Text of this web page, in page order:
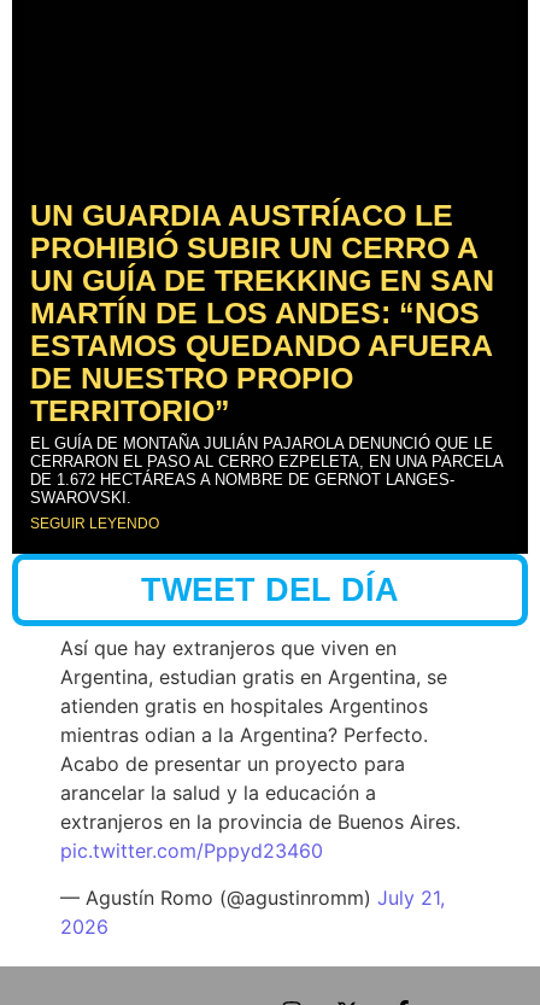
UN GUARDIA AUSTRÍACO LE
PROHIBIÓ SUBIR UN CERRO A
UN GUÍA DE TREKKING EN SAN
MARTÍN DE LOS ANDES: “NOS
ESTAMOS QUEDANDO AFUERA
DE NUESTRO PROPIO
TERRITORIO”
EL GUÍA DE MONTAÑA JULIÁN PAJAROLA DENUNCIÓ QUE LE
CERRARON EL PASO AL CERRO EZPELETA, EN UNA PARCELA
DE 1.672 HECTÁREAS A NOMBRE DE GERNOT LANGES-
SWAROVSKI.
SEGUIR LEYENDO
TWEET DEL DÍA
Así que hay extranjeros que viven en
Argentina, estudian gratis en Argentina, se
atienden gratis en hospitales Argentinos
mientras odian a la Argentina? Perfecto.
Acabo de presentar un proyecto para
arancelar la salud y la educación a
extranjeros en la provincia de Buenos Aires.
pic.twitter.com/Pppyd23460
— Agustín Romo (@agustinromm) July 21,
2026